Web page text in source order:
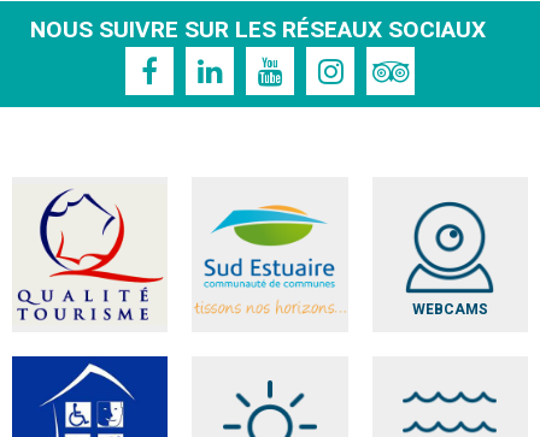
NOUS SUIVRE SUR LES RÉSEAUX SOCIAUX
WEBCAMS